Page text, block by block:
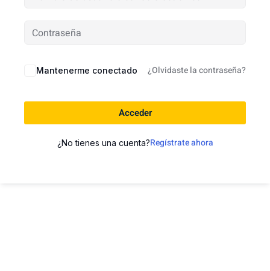
Mantenerme conectado ¿Olvidaste la contraseña?
Acceder
¿No tienes una cuenta?Regístrate ahora